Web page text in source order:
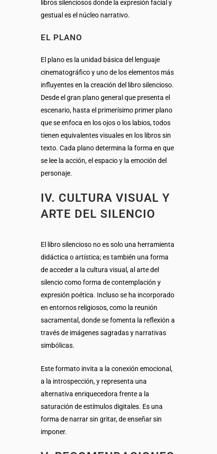
libros silenciosos donde la expresión facial y
gestual es el núcleo narrativo.
EL PLANO
El plano es la unidad básica del lenguaje
cinematográfico y uno de los elementos más
influyentes en la creación del libro silencioso.
Desde el gran plano general que presenta el
escenario, hasta el primerísimo primer plano
que se enfoca en los ojos o los labios, todos
tienen equivalentes visuales en los libros sin
texto. Cada plano determina la forma en que
se lee la acción, el espacio y la emoción del
personaje.
IV. CULTURA VISUAL Y
ARTE DEL SILENCIO
El libro silencioso no es solo una herramienta
didáctica o artística; es también una forma
de acceder a la cultura visual, al arte del
silencio como forma de contemplación y
expresión poética. Incluso se ha incorporado
en entornos religiosos, como la reunión
sacramental, donde se fomenta la reflexión a
través de imágenes sagradas y narrativas
simbólicas.
Este formato invita a la conexión emocional,
a la introspección, y representa una
alternativa enriquecedora frente a la
saturación de estímulos digitales. Es una
forma de narrar sin gritar, de enseñar sin
imponer.